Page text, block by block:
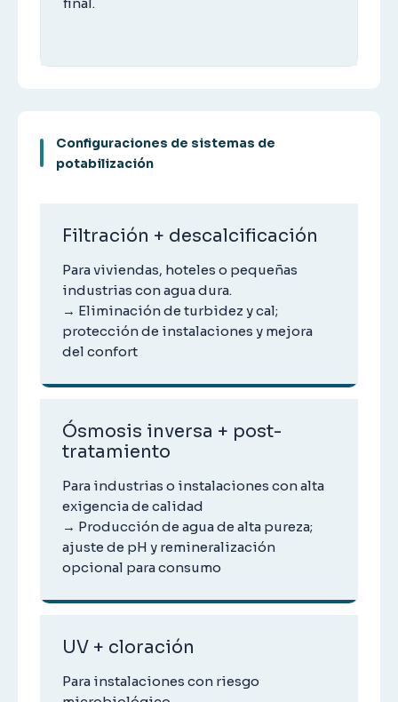
Configuraciones de sistemas de
potabilización
Filtración + descalcificación
Para viviendas, hoteles o pequeñas
industrias con agua dura.
→ Eliminación de turbidez y cal;
protección de instalaciones y mejora
del confort
Ósmosis inversa + post-
tratamiento
Para industrias o instalaciones con alta
exigencia de calidad
→ Producción de agua de alta pureza;
ajuste de pH y remineralización
opcional para consumo
UV + cloración
Para instalaciones con riesgo